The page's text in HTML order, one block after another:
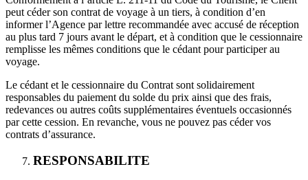
peut céder son contrat de voyage à un tiers, à condition d’en
informer l’Agence par lettre recommandée avec accusé de réception
au plus tard 7 jours avant le départ, et à condition que le cessionnaire
remplisse les mêmes conditions que le cédant pour participer au
voyage.
Le cédant et le cessionnaire du Contrat sont solidairement
responsables du paiement du solde du prix ainsi que des frais,
redevances ou autres coûts supplémentaires éventuels occasionnés
par cette cession. En revanche, vous ne pouvez pas céder vos
contrats d’assurance.
RESPONSABILITE